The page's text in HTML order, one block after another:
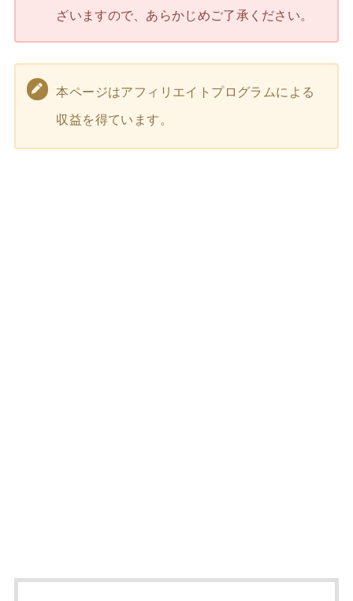
ざいますので、あらかじめご了承ください。
本ページはアフィリエイトプログラムによる
収益を得ています。